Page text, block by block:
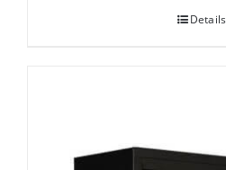
Details